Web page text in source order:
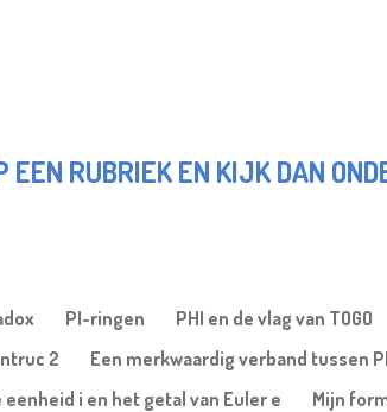
EEN RUBRIEK EN KIJK DAN
PI-ringen PHI en de vlag van TOGO
2 Een merkwaardig verband tussen
i en het getal van Euler e
Mijn